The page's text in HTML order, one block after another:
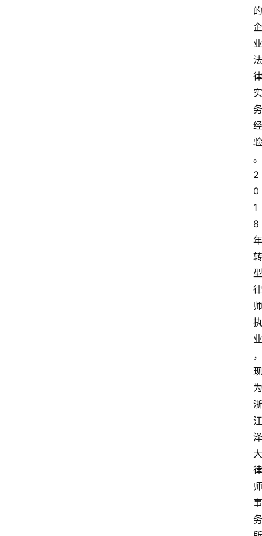
的
企
业
法
律
实
务
经
验
。
2
0
1
8
年
转
型
律
师
执
业
，
现
为
浙
江
泽
大
律
师
事
务